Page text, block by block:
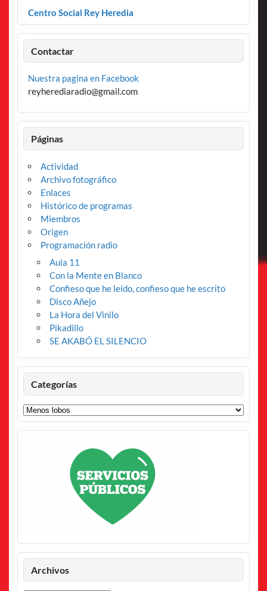
Centro Social Rey Heredia
Contactar
Nuestra pagina en Facebook
reyherediaradio@gmail.com
Páginas
Actividad
Archivo fotográfico
Enlaces
Histórico de programas
Miembros
Origen
Programación radio
Aula 11
Con la Mente en Blanco
Confieso que he leído, confieso que he escrito
Disco Añejo
La Hora del Vinilo
Pikadillo
SE AKABÓ EL SILENCIO
Categorías
Categorías
Archivos